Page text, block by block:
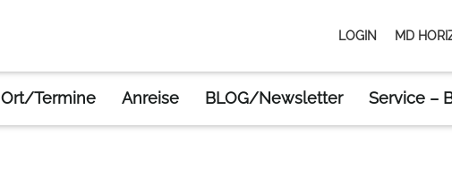
LOGIN MD
Ort/Termine Anreise BLOG/Newsletter Service –